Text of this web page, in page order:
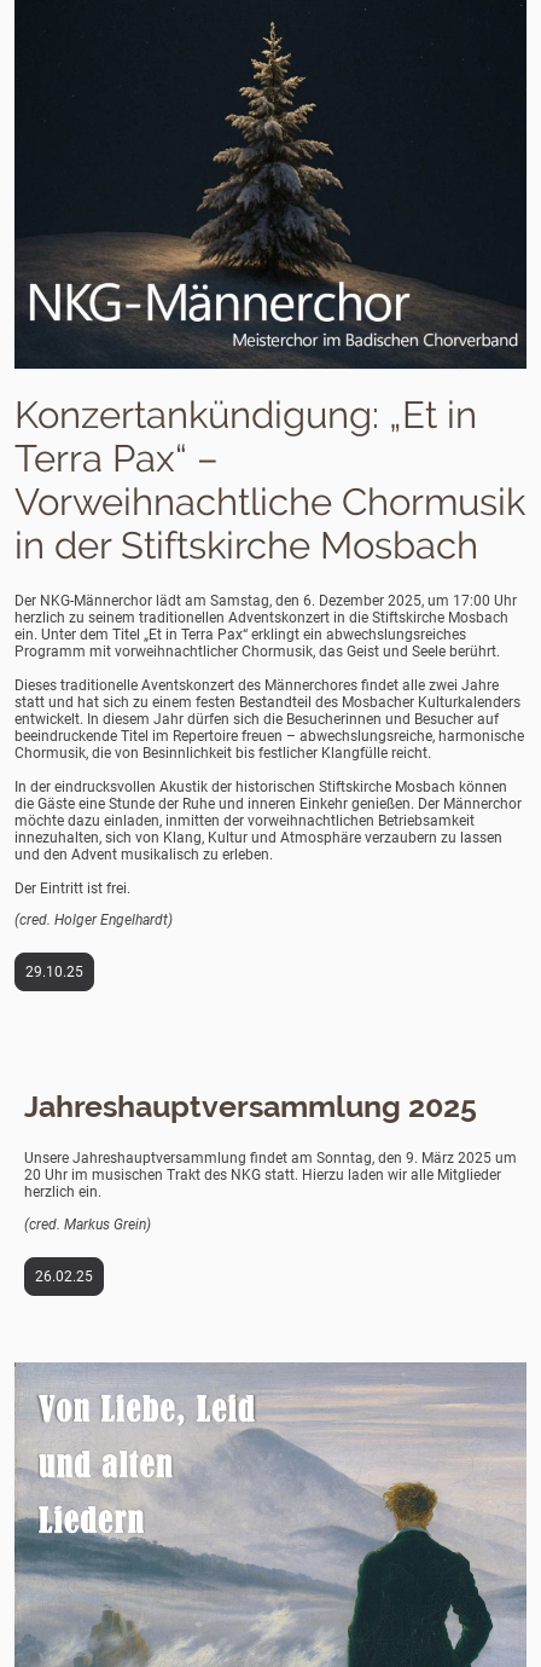
Konzertankündigung: „Et in
Terra Pax“ –
Vorweihnachtliche Chormusik
in der Stiftskirche Mosbach
Der NKG-Männerchor lädt am Samstag, den 6. Dezember 2025, um 17:00 Uhr
herzlich zu seinem traditionellen Adventskonzert in die Stiftskirche Mosbach
ein. Unter dem Titel „Et in Terra Pax“ erklingt ein abwechslungsreiches
Programm mit vorweihnachtlicher Chormusik, das Geist und Seele berührt.
Dieses traditionelle Aventskonzert des Männerchores findet alle zwei Jahre
statt und hat sich zu einem festen Bestandteil des Mosbacher Kulturkalenders
entwickelt. In diesem Jahr dürfen sich die Besucherinnen und Besucher auf
beeindruckende Titel im Repertoire freuen – abwechslungsreiche, harmonische
Chormusik, die von Besinnlichkeit bis festlicher Klangfülle reicht.
In der eindrucksvollen Akustik der historischen Stiftskirche Mosbach können
die Gäste eine Stunde der Ruhe und inneren Einkehr genießen. Der Männerchor
möchte dazu einladen, inmitten der vorweihnachtlichen Betriebsamkeit
innezuhalten, sich von Klang, Kultur und Atmosphäre verzaubern zu lassen
und den Advent musikalisch zu erleben.
Der Eintritt ist frei.
(cred. Holger Engelhardt)
29.10.25
Jahreshauptversammlung 2025
Unsere Jahreshauptversammlung findet am Sonntag, den 9. März 2025 um
20 Uhr im musischen Trakt des NKG statt. Hierzu laden wir alle Mitglieder
herzlich ein.
(cred. Markus Grein)
26.02.25